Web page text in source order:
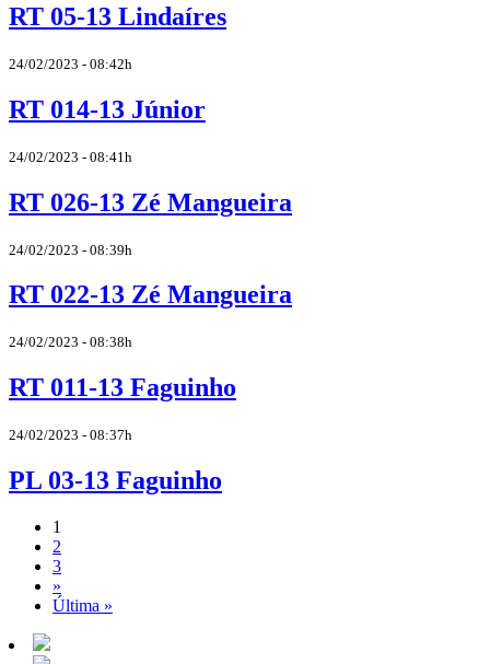
RT 05-13 Lindaíres
24/02/2023 - 08:42h
RT 014-13 Júnior
24/02/2023 - 08:41h
RT 026-13 Zé Mangueira
24/02/2023 - 08:39h
RT 022-13 Zé Mangueira
24/02/2023 - 08:38h
RT 011-13 Faguinho
24/02/2023 - 08:37h
PL 03-13 Faguinho
1
2
3
»
Última »